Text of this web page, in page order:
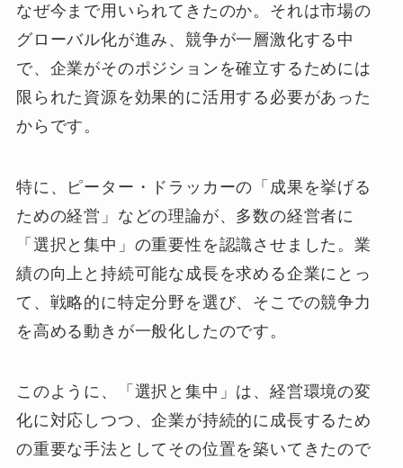
なぜ今まで用いられてきたのか。それは市場の
グローバル化が進み、競争が一層激化する中
で、企業がそのポジションを確立するためには
限られた資源を効果的に活用する必要があった
からです。
特に、ピーター・ドラッカーの「成果を挙げる
ための経営」などの理論が、多数の経営者に
「選択と集中」の重要性を認識させました。業
績の向上と持続可能な成長を求める企業にとっ
て、戦略的に特定分野を選び、そこでの競争力
を高める動きが一般化したのです。
このように、「選択と集中」は、経営環境の変
化に対応しつつ、企業が持続的に成長するため
の重要な手法としてその位置を築いてきたので